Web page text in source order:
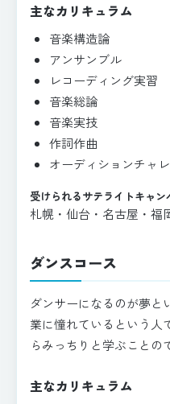
主なカリキュラム
音楽構造論
アンサンブル
レコーディング実習
音楽総論
音楽実技
作詞作曲
オーディションチャ
受けられるサテライトキャン
札幌・仙台・名古屋・福
ダンスコース
ダンサーになるのが夢と
業に憧れているという人
らみっちりと学ぶことの
主なカリキュラム